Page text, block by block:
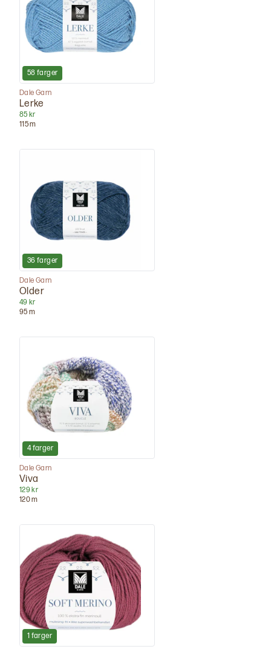
58 farger
Dale Garn
Lerke
85 kr
115m
36 farger
Dale Garn
Older
49 kr
95 m
4farger
Dale Garn
Viva
129 kr
120m
1 farger